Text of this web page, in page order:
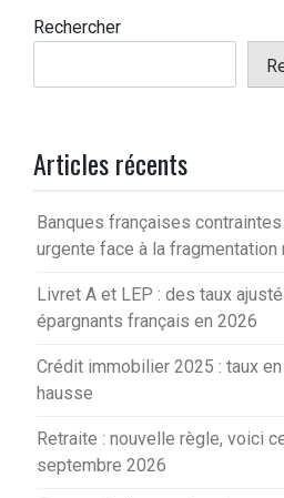
Rechercher
Articles récents
Banques françaises
urgente face à la fragmentation
Livret A et LEP : des taux
épargnants français en 2026
Crédit immobilier 2025 : taux
hausse
Retraite : nouvelle règle, voici
septembre 2026